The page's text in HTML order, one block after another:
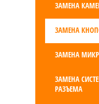
ЗАМЕНА
ЗАМЕНА
ЗАМЕНА
ЗАМЕНА
РАЗЪЕМА